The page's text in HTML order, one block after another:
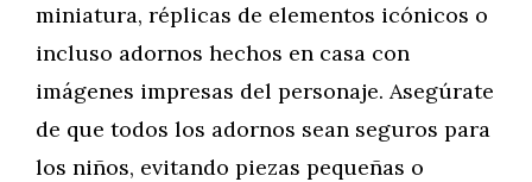
miniatura, réplicas de elementos icónicos o
incluso adornos hechos en casa con
imágenes impresas del personaje. Asegúrate
de que todos los adornos sean seguros para
los niños, evitando piezas pequeñas o